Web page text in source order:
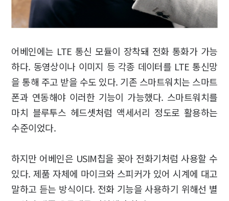
어베인에는 LTE 통신 모듈이 장착돼 전화 통화가 가능
하다. 동영상이나 이미지 등 각종 데이터를 LTE 통신망
을 통해 주고 받을 수도 있다. 기존 스마트워치는 스마트
폰과 연동해야 이러한 기능이 가능했다. 스마트워치를
마치 블루투스 헤드셋처럼 액세서리 정도로 활용하는
수준이었다.
하지만 어베인은 USIM칩을 꽂아 전화기처럼 사용할 수
있다. 제품 자체에 마이크와 스피커가 있어 시계에 대고
말하고 듣는 방식이다. 전화 기능을 사용하기 위해선 별